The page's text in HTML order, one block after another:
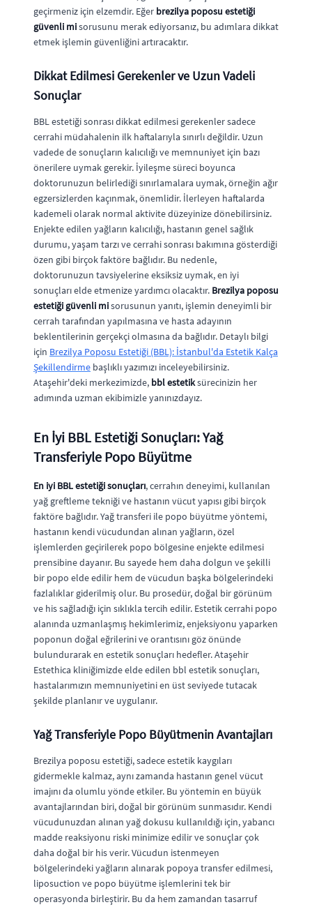
geçirmeniz için elzemdir. Eğer brezilya poposu estetiği
güvenli misorusunu merak ediyorsanız, bu adımlara dikkat
etmek işlemin güvenliğini artıracaktır.
Dikkat Edilmesi Gerekenler ve Uzun Vadeli
Sonuçlar
BBL estetiği sonrası dikkat edilmesi gerekenler sadece
cerrahi müdahalenin ilk haftalarıyla sınırlı değildir. Uzun
vadede de sonuçların kalıcılığı ve memnuniyet için bazı
önerilere uymak gerekir. İyileşme süreci boyunca
doktorunuzun belirlediği sınırlamalara uymak, örneğin ağır
egzersizlerden kaçınmak, önemlidir. İlerleyen haftalarda
kademeli olarak normal aktivite düzeyinize dönebilirsiniz.
Enjekte edilen yağların kalıcılığı, hastanın genel sağlık
durumu, yaşam tarzı ve cerrahi sonrası bakımına gösterdiği
özen gibi birçok faktöre bağlıdır. Bu nedenle,
doktorunuzun tavsiyelerine eksiksiz uymak, en iyi
sonuçları elde etmenize yardımcı olacaktır. Brezilya poposu
estetiği güvenli misorusunun yanıtı, işlemin deneyimli bir
cerrah tarafından yapılmasına ve hasta adayının
beklentilerinin gerçekçi olmasına da bağlıdır. Detaylı bilgi
için Brezilya Poposu Estetiği (BBL): İstanbul'da Estetik Kalça
Şekillendirme başlıklı yazımızı inceleyebilirsiniz.
Ataşehir'deki merkezimizde, bbl estetiksürecinizin her
adımında uzman ekibimizle yanınızdayız.
En İyi BBL Estetiği Sonuçları: Yağ
Transferiyle Popo Büyütme
En iyi BBL estetiği sonuçları, cerrahın deneyimi, kullanılan
yağ greftleme tekniği ve hastanın vücut yapısı gibi birçok
faktöre bağlıdır. Yağ transferi ile popo büyütme yöntemi,
hastanın kendi vücudundan alınan yağların, özel
işlemlerden geçirilerek popo bölgesine enjekte edilmesi
prensibine dayanır. Bu sayede hem daha dolgun ve şekilli
bir popo elde edilir hem de vücudun başka bölgelerindeki
fazlalıklar giderilmiş olur. Bu prosedür, doğal bir görünüm
ve his sağladığı için sıklıkla tercih edilir. Estetik cerrahi popo
alanında uzmanlaşmış hekimlerimiz, enjeksiyonu yaparken
poponun doğal eğrilerini ve orantısını göz önünde
bulundurarak en estetik sonuçları hedefler. Ataşehir
Estethica kliniğimizde elde edilen bbl estetik sonuçları,
hastalarımızın memnuniyetini en üst seviyede tutacak
şekilde planlanır ve uygulanır.
Yağ Transferiyle Popo Büyütmenin Avantajları
Brezilya poposu estetiği, sadece estetik kaygıları
gidermekle kalmaz, aynı zamanda hastanın genel vücut
imajını da olumlu yönde etkiler. Bu yöntemin en büyük
avantajlarından biri, doğal bir görünüm sunmasıdır. Kendi
vücudunuzdan alınan yağ dokusu kullanıldığı için, yabancı
madde reaksiyonu riski minimize edilir ve sonuçlar çok
daha doğal bir his verir. Vücudun istenmeyen
bölgelerindeki yağların alınarak popoya transfer edilmesi,
liposuction ve popo büyütme işlemlerini tek bir
operasyonda birleştirir. Bu da hem zamandan tasarruf